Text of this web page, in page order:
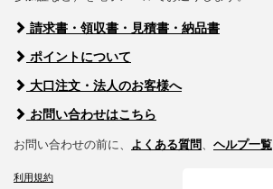
請求書・領収書・見積書・納品書
ポイントについて
大口注文・法人のお客様へ
お問い合わせはこちら
お問い合わせの前に、 よくある質問、 ヘルプ一覧
利用規約